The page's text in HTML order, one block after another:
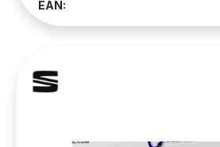
EAN: